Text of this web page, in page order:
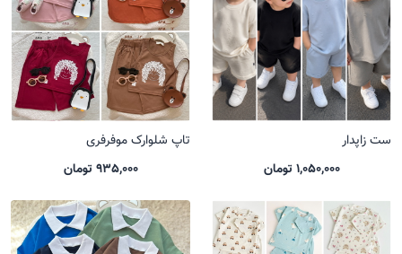
ست زاپدار
1,050,000 تومان
تاپ شلوارک موفرفری
935,000 تومان